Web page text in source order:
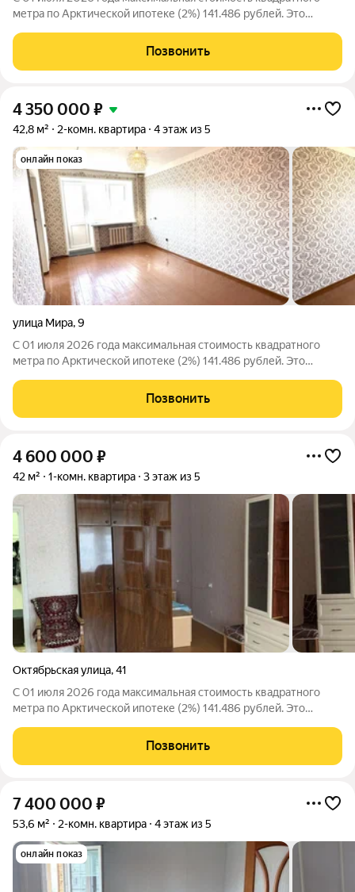
метра по Арктической ипотеке (2%) 141.486 рублей. Это
Спешите пока цены вслед не выросли! Мы агентство Ваш дом!
Профессионально подбираем
Позвонить
4 350 000 ₽
42,8 м² 2-комн. квартира 4 этаж из 5
онлайн показ
улица Мира,9
С 01 июля 2026 года максимальная стоимость квадратного
метра по Арктической ипотеке (2%) 141.486 рублей. Это
Спешите пока цены вслед не выросли! Мы агентство Ваш дом!
Профессионально подбираем
Позвонить
4 600 000 ₽
42 м² 1-комн. квартира 3 этаж из 5
Октябрьская улица,41
С 01 июля 2026 года максимальная стоимость квадратного
метра по Арктической ипотеке (2%) 141.486 рублей. Это
Спешите пока цены вслед не выросли! Мы агентство Ваш дом!
Профессионально подбираем
Позвонить
7 400 000 ₽
53,6 м² 2-комн. квартира 4 этаж из 5
онлайн показ